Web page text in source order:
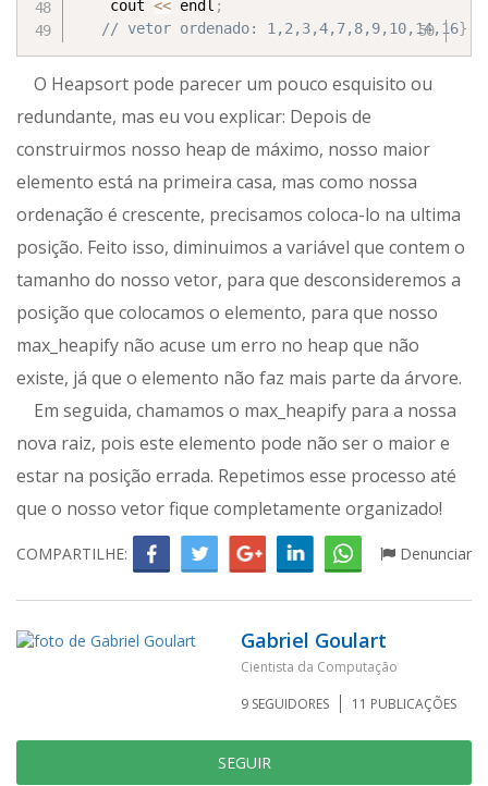
	cout
<< endl ;
// vetor ordenado: 1,2,3,4,7,8,9,10,14,16}
O Heapsort pode parecer um pouco esquisito ou
redundante, mas eu vou explicar: Depois de
construirmos nosso heap de máximo, nosso maior
elemento está na primeira casa, mas como nossa
ordenação é crescente, precisamos coloca-lo na ultima
posição. Feito isso, diminuimos a variável que contem o
tamanho do nosso vetor, para que desconsideremos a
posição que colocamos o elemento, para que nosso
max_heapify não acuse um erro no heap que não
existe, já que o elemento não faz mais parte da árvore.
Em seguida, chamamos o max_heapify para a nossa
nova raiz, pois este elemento pode não ser o maior e
estar na posição errada. Repetimos esse processo até
que o nosso vetor fique completamente organizado!
COMPARTILHE: Denunciar
Gabriel Goulart
Cientista da Computação
9 SEGUIDORES 11 PUBLICAÇÕES
SEGUIR